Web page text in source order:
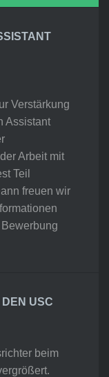
Verstärkung
Assistant
Arbeit mit
Teil
freuen wir
USC
beim